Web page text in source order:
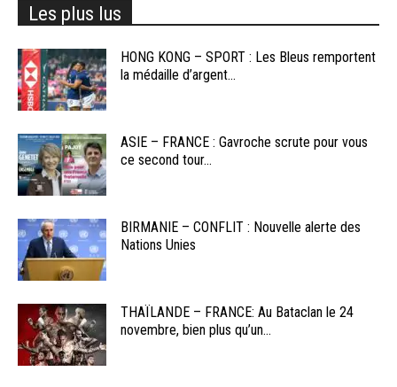
Les plus lus
HONG KONG – SPORT : Les Bleus remportent
la médaille d’argent...
ASIE – FRANCE : Gavroche scrute pour vous
ce second tour...
BIRMANIE – CONFLIT : Nouvelle alerte des
Nations Unies
THAÏLANDE – FRANCE: Au Bataclan le 24
novembre, bien plus qu’un...